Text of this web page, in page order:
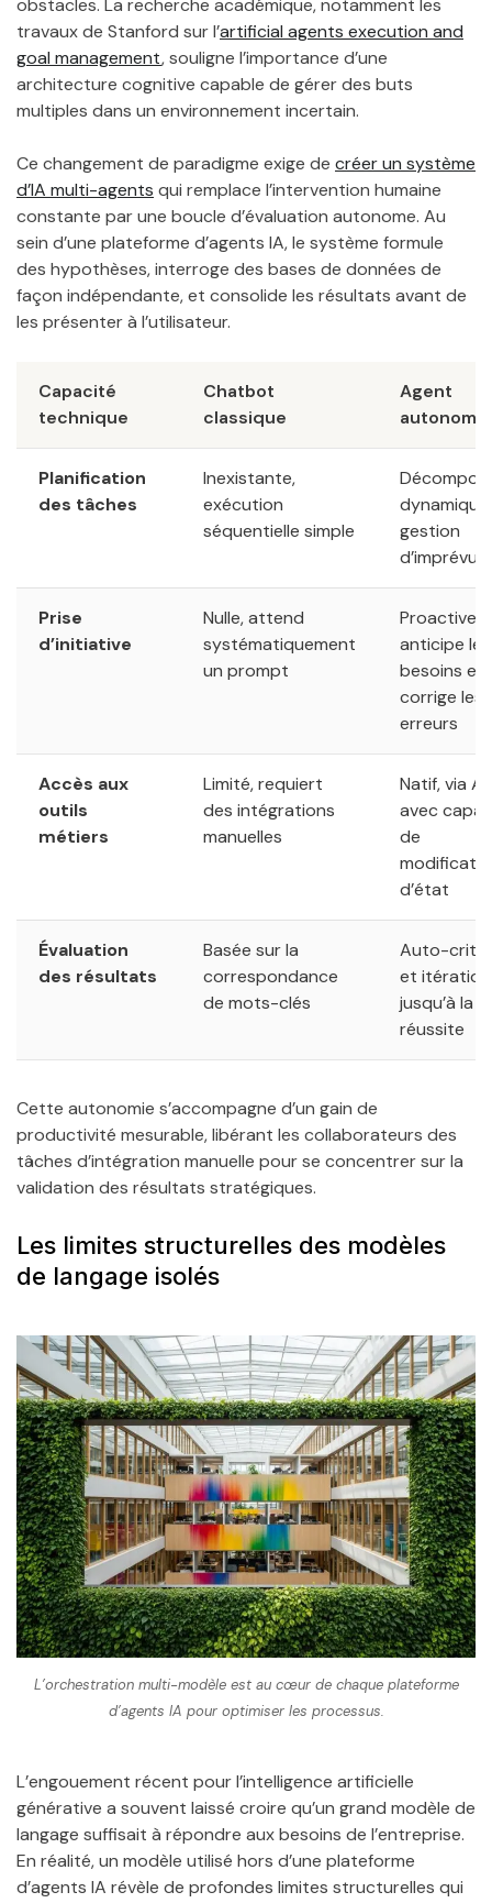
travaux de Stanford sur l’artificial agents execution and
goal management, souligne l’importance d’une
architecture cognitive capable de gérer des buts
multiples dans un environnement incertain.
Ce changement de paradigme exige de créer un système
d’IA multi-agents qui remplace l’intervention humaine
constante par une boucle d’évaluation autonome. Au
sein d’une plateforme d’agents IA, le système formule
des hypothèses, interroge des bases de données de
façon indépendante, et consolide les résultats avant de
les présenter à l’utilisateur.
Capacité
technique
Chatbot
classique
Agent
autonome
Planification
des tâches
Inexistante,
exécution
séquentielle simple
gestion
d’imprévus
Prise
d’initiative
Nulle, attend
systématiquement
un prompt
Proactive,
anticipe les
besoins et
corrige les
erreurs
Accès aux
outils
métiers
Limité, requiert
des intégrations
manuelles
Natif, via
avec
de
d’état
Évaluation
des résultats
Basée sur la
correspondance
de mots-clés
Auto-
et itération
jusqu’à la
réussite
Cette autonomie s’accompagne d’un gain de
productivité mesurable, libérant les collaborateurs des
tâches d’intégration manuelle pour se concentrer sur la
validation des résultats stratégiques.
Les limites structurelles des modèles
de langage isolés
L’orchestration multi-modèle est au cœur de chaque plateforme
d’agents IA pour optimiser les processus.
L’engouement récent pour l’intelligence artificielle
générative a souvent laissé croire qu’un grand modèle de
langage suffisait à répondre aux besoins de l’entreprise.
En réalité, un modèle utilisé hors d’une plateforme
d’agents IA révèle de profondes limites structurelles qui